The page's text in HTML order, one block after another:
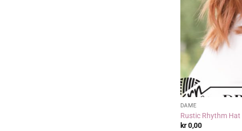
DAME
Rustic Rhythm
kr0,00